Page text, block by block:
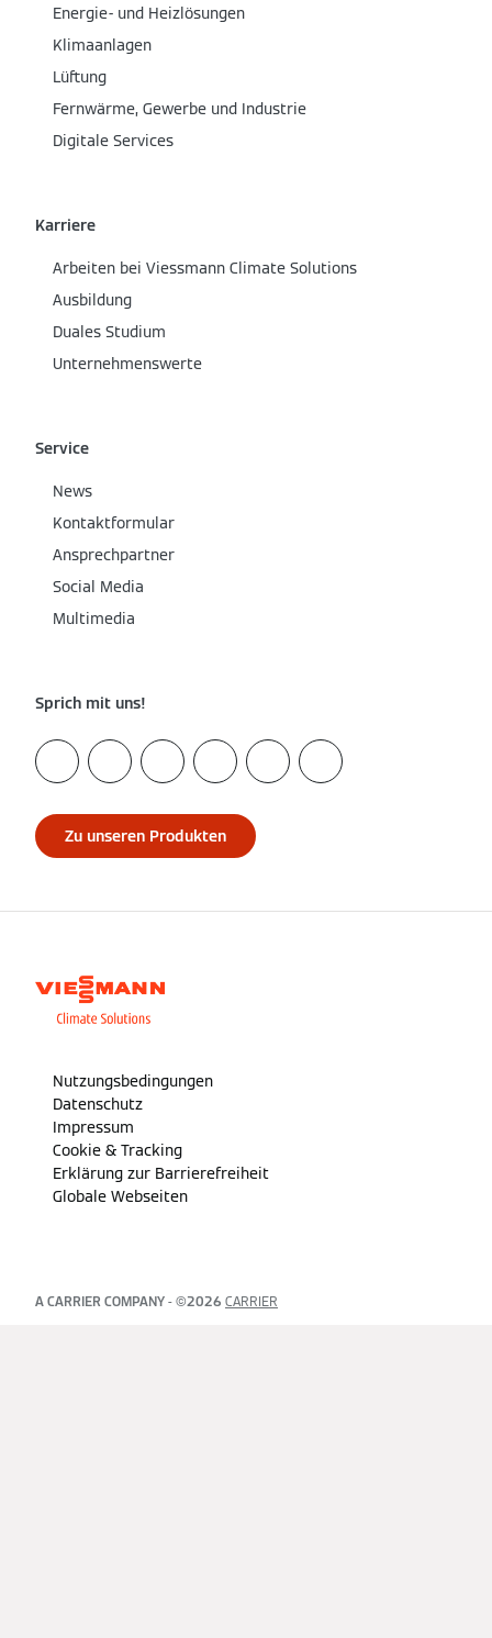
Energie- und Heizlösungen
Klimaanlagen
Lüftung
Fernwärme, Gewerbe und Industrie
Digitale Services
Karriere
Arbeiten bei Viessmann Climate Solutions
Ausbildung
Duales Studium
Unternehmenswerte
Service
News
Kontaktformular
Ansprechpartner
Social Media
Multimedia
Sprich mit uns!
Zu unseren Produkten
Nutzungsbedingungen
Datenschutz
Impressum
Cookie & Tracking
Erklärung zur Barrierefreiheit
Globale Webseiten
A CARRIER COMPANY - ©2026 CARRIER